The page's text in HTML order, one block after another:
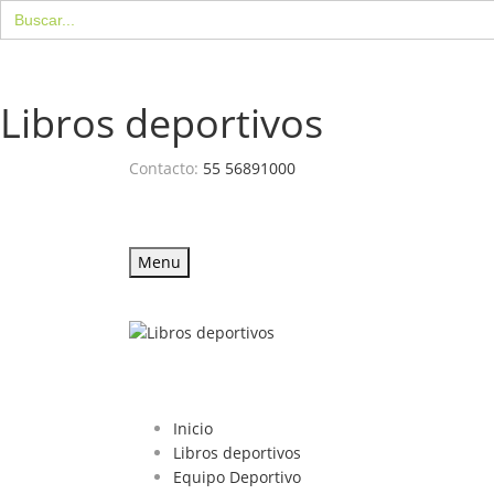
Buscar:
Libros deportivos
Contacto: 55 56891000
Menu
Inicio
Libros deportivos
Equipo Deportivo